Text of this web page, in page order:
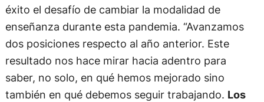
éxito el desafío de cambiar la modalidad de
enseñanza durante esta pandemia. “Avanzamos
dos posiciones respecto al año anterior. Este
resultado nos hace mirar hacia adentro para
saber, no solo, en qué hemos mejorado sino
también en qué debemos seguir trabajando. Los